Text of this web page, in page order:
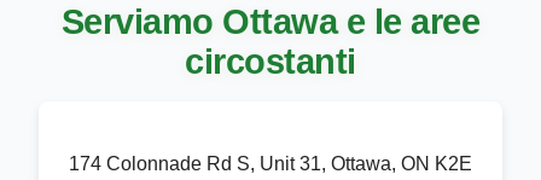
Serviamo Ottawa e le aree
circostanti
174 Colonnade Rd S, Unit 31, Ottawa, ON K2E